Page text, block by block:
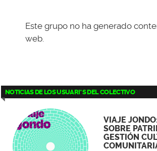
Este grupo no ha generado
web.
NOTICIAS DE LOS USUARI*S DEL COLECTIVO
VIAJE
SOBRE
GESTIÓN